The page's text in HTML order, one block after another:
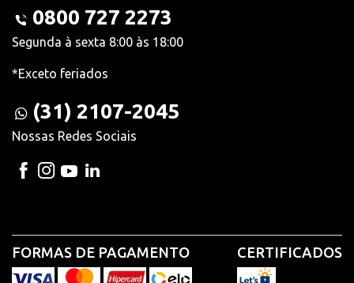
0800 727 2273
Segunda à sexta 8:00 às 18:00
*Exceto feriados
(31) 2107-2045
Nossas Redes Sociais
FORMAS DE PAGAMENTO CERTIFICADOS